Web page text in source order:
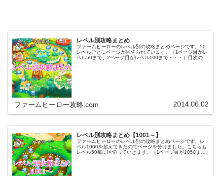
レベル別攻略まとめ
ファームヒーローのレベル別の攻略まとめページです。50
レベルごとにページが区切られています。（1ページ目がレ
ベル50まで、2ページ目がレベル100まで・・・）目次のリ
ファームヒーロー攻略.com 2014.06.02
レベル別攻略まとめ【1001～】
ファームヒーローのレベル別の攻略まとめページです。レ
ベル1000を超えてきたのでページを分けました。こちらも
レベル50毎に区切っていきます。（1ページ目が1050ま